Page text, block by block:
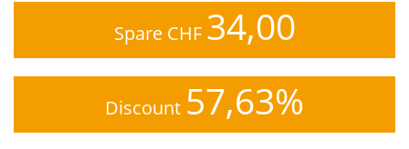
Spare CHF 34,00
Discount 57,63%